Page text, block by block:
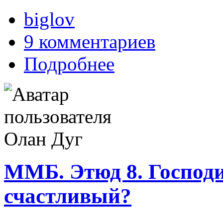
biglov
9 комментариев
Подробнее
ММБ. Этюд 8.
счастливый?